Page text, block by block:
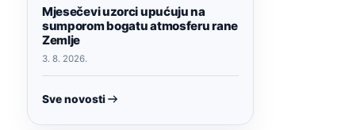
Mjesečevi uzorci upućuju na
sumporom bogatu atmosferu rane
Zemlje
3. 8. 2026.
Sve novosti